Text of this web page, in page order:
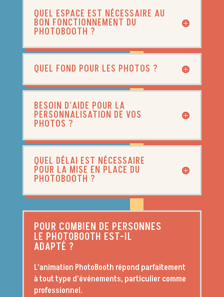
QUEL ESPACE EST NÉCESSAIRE AU
BON FONCTIONNEMENT DU
PHOTOBOOTH ?
QUEL FOND POUR LES PHOTOS ?
BESOIN D'AIDE POUR LA
PERSONNALISATION DE VOS
PHOTOS ?
QUEL DÉLAI EST NÉCESSAIRE
POUR LA MISE EN PLACE DU
PHOTOBOOTH ?
POUR COMBIEN DE PERSONNES
LE PHOTOBOOTH EST-IL
ADAPTÉ ?
L’animation PhotoBooth répond parfaitement
à tout type d’événements, particulier comme
professionnel.